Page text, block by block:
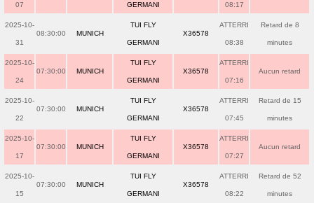
07 GERMANI 08:17
2025-10-
31
08:30:00 MUNICH
TUI FLY
GERMANI
X36578
ATTERRI
08:38
Retard de 8
minutes
2025-10-
24
07:30:00 MUNICH
TUI FLY
GERMANI
X36578
ATTERRI
07:16
Aucun retard
2025-10-
22
07:30:00 MUNICH
TUI FLY
GERMANI
X36578
ATTERRI
07:45
Retard de 15
minutes
2025-10-
17
07:30:00 MUNICH
TUI FLY
GERMANI
X36578
ATTERRI
07:27
Aucun retard
2025-10-
15
07:30:00 MUNICH
TUI FLY
GERMANI
X36578
ATTERRI
08:22
Retard de 52
minutes